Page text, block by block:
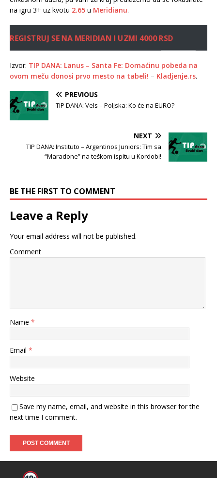
na igru 3+ uz kvotu 2.65 u Meridianu.
REGISTRUJ SE NA MERIDIAN I UZMI 4000 RSD
Izvor: TIP DANA: Lanus – Santa Fe: Domaćinu pobeda na
ovom meču donosi prvo mesto na tabeli! – Kladjenje.rs.
PREVIOUS
TIP DANA: Vels – Poljska: Ko će na EURO?
NEXT
TIP DANA: Instituto – Argentinos Juniors: Tim sa
“Maradone” na teškom ispitu u Kordobi!
BE THE FIRST TO COMMENT
Leave a Reply
Your email address will not be published.
Comment
Name *
Email *
Website
Save my name, email, and website in this browser for the
next time I comment.